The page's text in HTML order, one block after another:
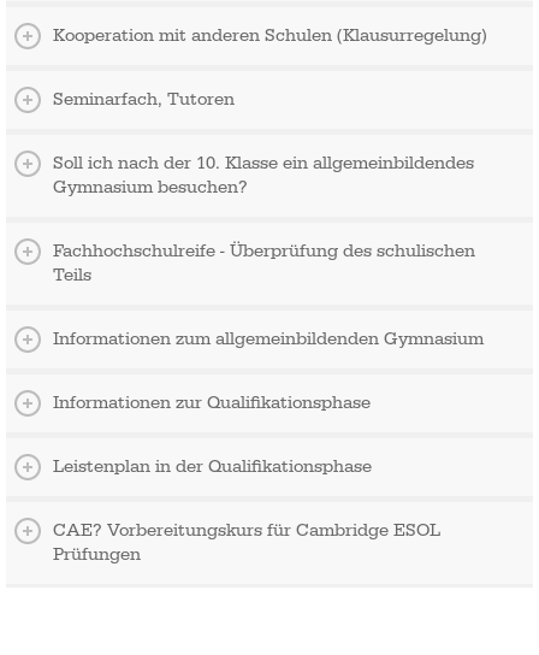
Kooperation mit anderen Schulen (Klausurregelung)
Seminarfach, Tutoren
Soll ich nach der 10. Klasse ein allgemeinbildendes
Gymnasium besuchen?
Fachhochschulreife - Überprüfung des schulischen
Teils
Informationen zum allgemeinbildenden Gymnasium
Informationen zur Qualifikationsphase
Leistenplan in der Qualifikationsphase
CAE? Vorbereitungskurs für Cambridge ESOL
Prüfungen